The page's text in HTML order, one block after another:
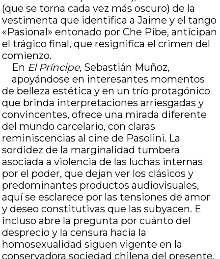
(que se torna cada vez más oscuro) de la
vestimenta que identifica a Jaime y el tango
«Pasional» entonado por Che Pibe, anticipan
el trágico final, que resignifica el crimen del
comienzo.
En El Príncipe, Sebastián Muñoz,
apoyándose en interesantes momentos
de belleza estética y en un trío protagónico
que brinda interpretaciones arriesgadas y
convincentes, ofrece una mirada diferente
del mundo carcelario, con claras
reminiscencias al cine de Pasolini. La
sordidez de la marginalidad tumbera
asociada a violencia de las luchas internas
por el poder, que dejan ver los clásicos y
predominantes productos audiovisuales,
aquí se esclarece por las tensiones de amor
y deseo constitutivas que las subyacen. E
incluso abre la pregunta por cuánto del
desprecio y la censura hacia la
homosexualidad siguen vigente en la
conservadora sociedad chilena del presente.